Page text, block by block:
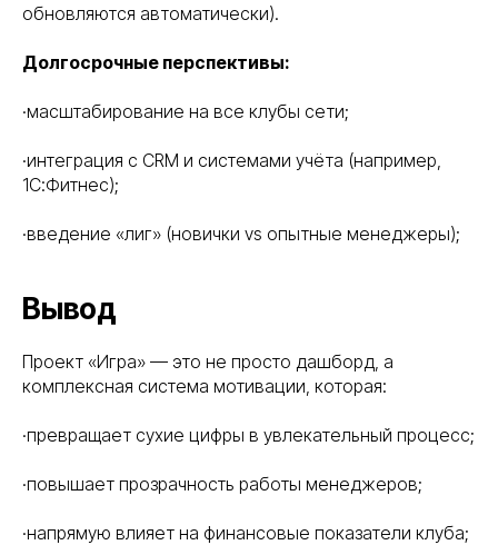
обновляются автоматически).
Долгосрочные перспективы:
·масштабирование на все клубы сети;
·интеграция с CRM и системами учёта (например,
1С:Фитнес);
·введение «лиг» (новички vs опытные менеджеры);
Вывод
Проект «Игра» — это не просто дашборд, а
комплексная система мотивации, которая:
·превращает сухие цифры в увлекательный процесс;
·повышает прозрачность работы менеджеров;
·напрямую влияет на финансовые показатели клуба;